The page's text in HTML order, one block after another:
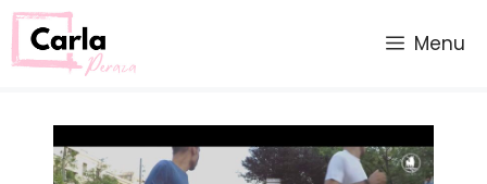
Saltar
al
contenido
Menu